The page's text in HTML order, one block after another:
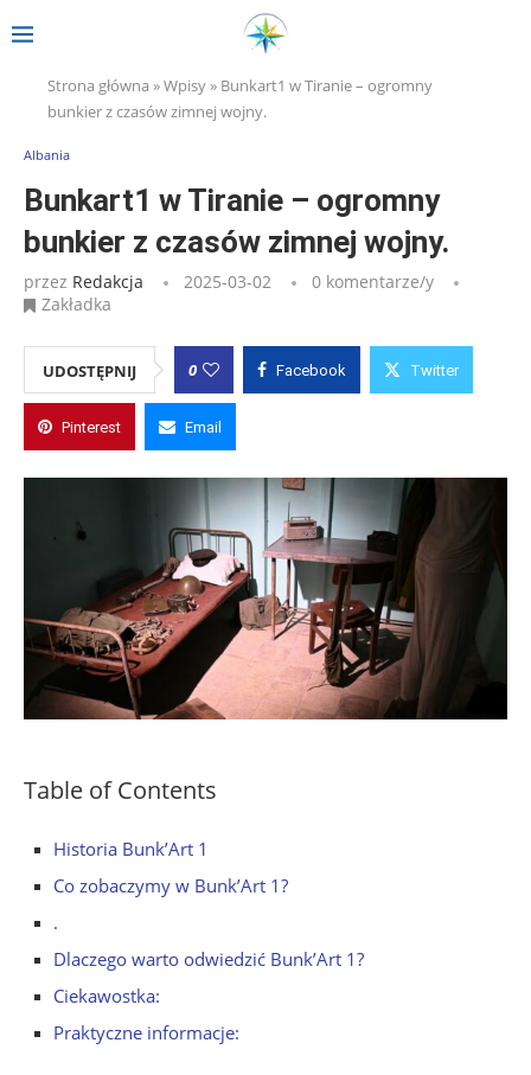
Strona główna »Wpisy» Bunkart1 w Tiranie – ogromny
bunkier z czasów zimnej wojny.
Albania
Bunkart1 w Tiranie – ogromny
bunkier z czasów zimnej wojny.
przez Redakcja 2025-03-02
0 komentarze/y
Zakładka
UDOSTĘPNIJ 0 Facebook Twitter
Pinterest Email
Table of Contents
Historia Bunk’Art 1
Co zobaczymy w Bunk’Art 1?
.
Dlaczego warto odwiedzić Bunk’Art 1?
Ciekawostka:
Praktyczne informacje: